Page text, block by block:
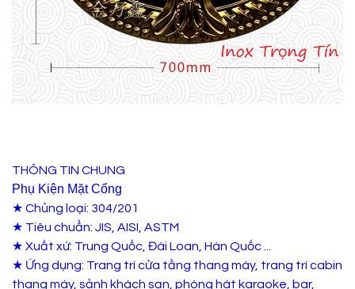
THÔNG TIN CHUNG
Phụ Kiện Mặt Cổng
★ Chủng loại: 304/201
★ Tiêu chuẩn: JIS, AISI, ASTM
★ Xuất xứ: Trung Quốc, Đài Loan, Hàn Quốc ...
★ Ứng dụng: Trang trí cửa tầng thang máy, trang trí cabin
thang máy, sảnh khách sạn, phòng hát karaoke, bar,